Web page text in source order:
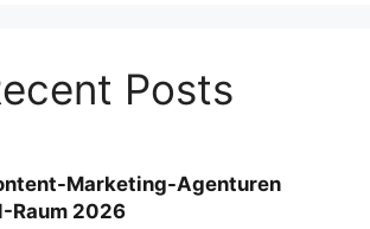
Posts
Marketing-Agenturen
Raum 2026